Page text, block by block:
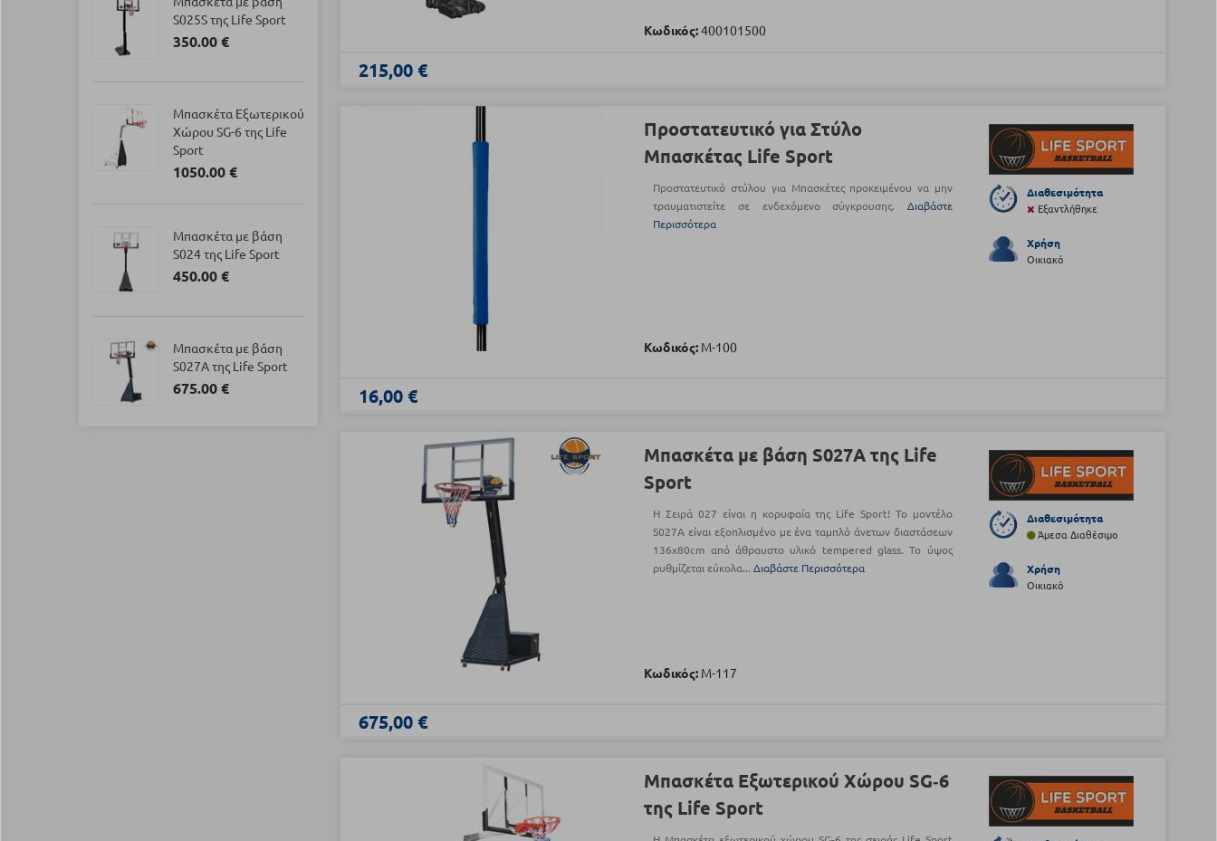
Κωδικός:400101500
215,00 €
Προστατευτικό για Στύλο
Μπασκέτας Life Sport
Προστατευτικό στύλου για Μπασκέτες προκειμένου να μην
τραυματιστείτε σε ενδεχόμενο σύγκρουσης. Διαβάστε
Περισσότερα
Κωδικός: Μ-100
Διαθεσιμότητα
Εξαντλήθηκε
Χρήση
Οικιακό
16,00 €
Μπασκέτα με βάση S027A της Life
Sport
Η Σειρά 027 είναι η κορυφαία της Life Sport! Το μοντέλο
S027A είναι εξοπλισμένο με ένα ταμπλό άνετων διαστάσεων
136x80cm από άθραυστο υλικό tempered glass. Το ύψος
ρυθμίζεται εύκολα...Διαβάστε Περισσότερα
Κωδικός: Μ-117
Διαθεσιμότητα
Άμεσα Διαθέσιμο
Χρήση
Οικιακό
675,00 €
Μπασκέτα Εξωτερικού Χώρου SG‑6
της Life Sport
S025S της Life Sport
350.00 €
Μπασκέτα Εξωτερικού
Χώρου SG-6 της Life
Sport
1050.00 €
Μπασκέτα με βάση
S024 της Life Sport
450.00 €
Μπασκέτα με βάση
S027A της Life Sport
675.00 €